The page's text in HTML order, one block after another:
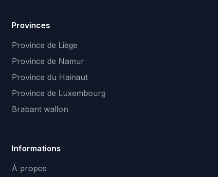
Provinces
Province de Liège
Province de Namur
Province du Hainaut
Province de Luxembourg
Brabant wallon
Informations
À propos